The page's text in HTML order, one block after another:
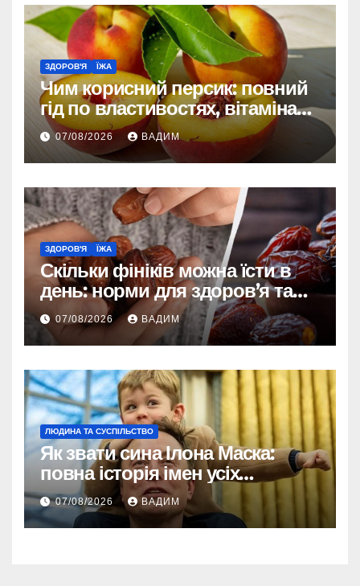
ЗДОРОВ'Я ЇЖА
Чим корисний персик: повний
гід по властивостях, вітамінах і
впливі на організм
07/08/2026 ВАДИМ
ЗДОРОВ'Я ЇЖА
Скільки фініків можна їсти в
день: норми для здоров’я та
енергії
07/08/2026 ВАДИМ
ЛЮДИНА ТА СУСПІЛЬСТВО
Як звати сина Ілона Маска:
повна історія імен усіх
хлопчиків мільярдера
07/08/2026 ВАДИМ